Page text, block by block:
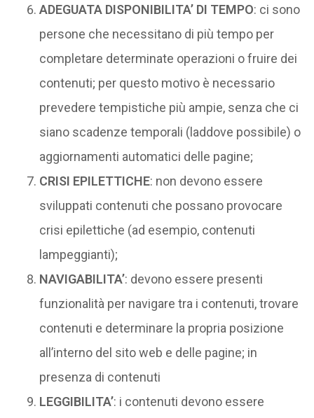
ADEGUATA DISPONIBILITA’ DI TEMPO: ci sono
persone che necessitano di più tempo per
completare determinate operazioni o fruire dei
contenuti; per questo motivo è necessario
prevedere tempistiche più ampie, senza che ci
siano scadenze temporali (laddove possibile) o
aggiornamenti automatici delle pagine;
CRISI EPILETTICHE: non devono essere
sviluppati contenuti che possano provocare
crisi epilettiche (ad esempio, contenuti
lampeggianti);
NAVIGABILITA’: devono essere presenti
funzionalità per navigare tra i contenuti, trovare
contenuti e determinare la propria posizione
all’interno del sito web e delle pagine; in
presenza di contenuti
LEGGIBILITA’: i contenuti devono essere